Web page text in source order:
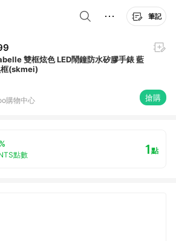
筆記
雙框炫色 LED鬧鐘防水矽膠手錶 藍
(skmei)
購物中心 搶購
點數 1點